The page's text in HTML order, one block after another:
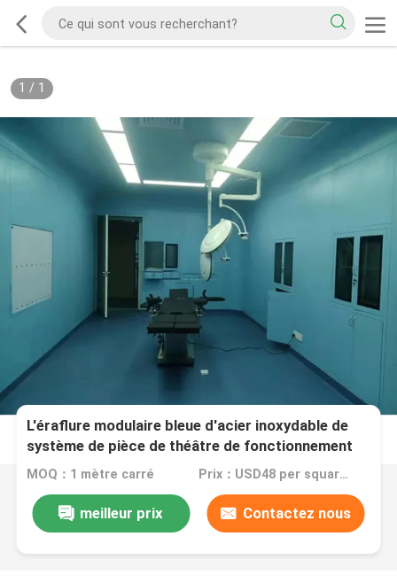
1 / 1
L'éraflure modulaire bleue d'acier inoxydable de
système de pièce de théâtre de fonctionnement
rendent la classe 100 - 1000 résistante
MOQ：1 mètre carré Prix：USD48 per square meter
meilleur prix Contactez nous